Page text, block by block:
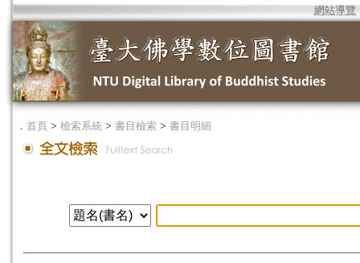
網站導覽
． 首頁 > 檢索系統 > 書目檢索 > 書目明細